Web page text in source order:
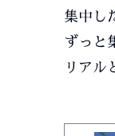
集中し
ずっと
リアル